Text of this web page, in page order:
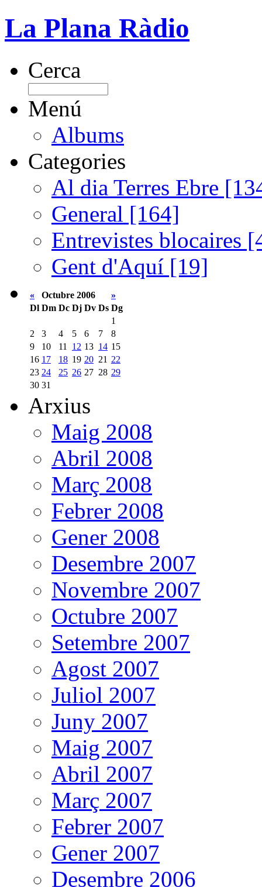
La Plana Ràdio
Cerca
Menú
Albums
Categories
Al dia Terres Ebre
General [164]
Entrevistes blocaires
Gent d'Aquí [19]
« Octubre 2006
»
Dl Dm Dc Dj Dv Ds Dg
1
2
3 4 5 6 7
8
9
10 11 12 13 14 15
16 17 18 19 20 21 22
23 24 25 26 27 28 29
30 31
Arxius
Maig 2008
Abril 2008
Març 2008
Febrer 2008
Gener 2008
Desembre 2007
Novembre 2007
Octubre 2007
Setembre 2007
Agost 2007
Juliol 2007
Juny 2007
Maig 2007
Abril 2007
Març 2007
Febrer 2007
Gener 2007
Desembre 2006